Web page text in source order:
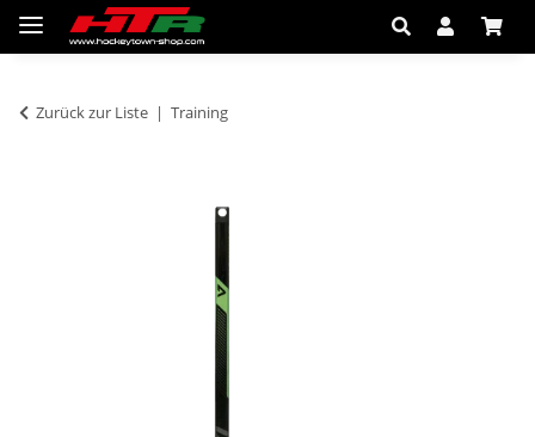
Zurück zur Liste Training